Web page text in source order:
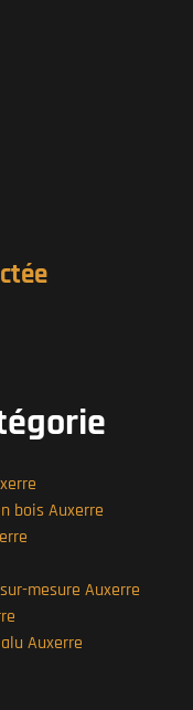
bois Auxerre
mesure Auxerre
Auxerre